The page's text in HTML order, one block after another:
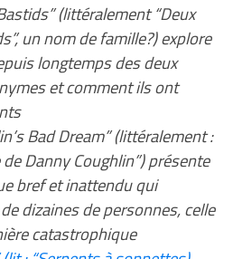
(littéralement “Deux
un nom de famille?) explore
longtemps des deux
et comment ils ont
Bad Dream” (littéralement :
Danny Coughlin”) présente
bref et inattendu qui
dizaines de personnes, celle
catastrophique